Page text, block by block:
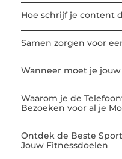
Hoe schrijf je content
Samen zorgen voor
Wanneer moet je
Waarom je de
Bezoeken voor al je
Ontdek de Beste
Jouw Fitnessdoelen